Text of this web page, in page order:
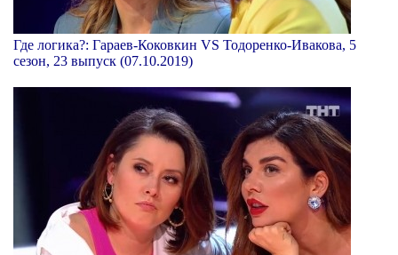
Где логика?: Гараев-Коковкин VS Тодоренко-Ивакова, 5
сезон, 23 выпуск (07.10.2019)